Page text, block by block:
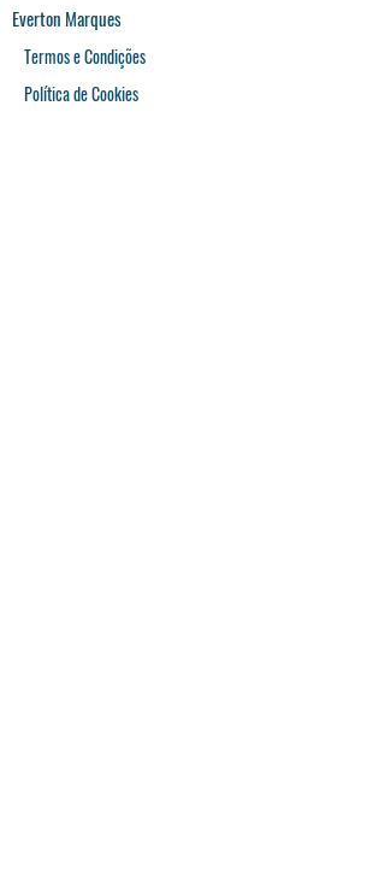
Everton Marques
Termos e Condições
Política de Cookies